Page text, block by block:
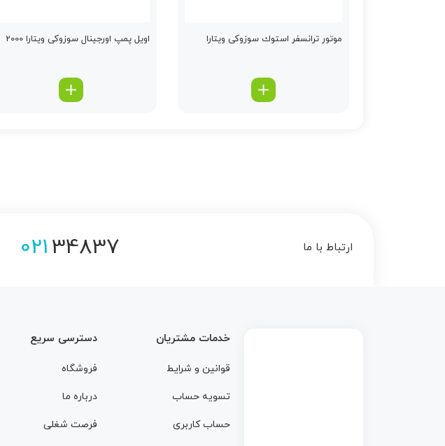
موتور ترانسفر استوك سوزوکی ویتارا اویل پمپ اورجینال سوزوکی ویتارا 2000
ارتباط با ما 02134837
خدمات مشتریان
قوانین و شرایط
تسویه حساب
حساب کاربری
دسترسی سریع
فروشگاه
درباره ما
فرصت شغلی